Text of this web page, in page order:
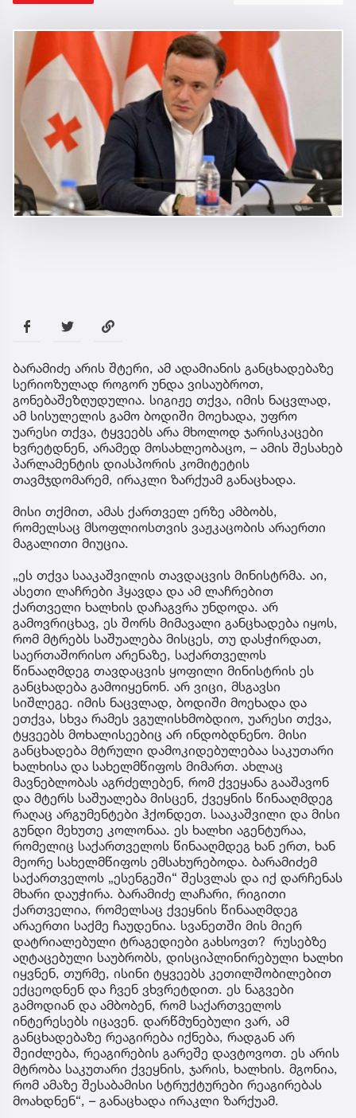
ბარამიძე არის შტერი, ამ ადამიანის განცხადებაზე
სერიოზულად როგორ უნდა ვისაუბროთ,
გონებაშეზღუდულია. სიგიჟე თქვა, იმის ნაცვლად,
ამ სისულელის გამო ბოდიში მოეხადა, უფრო
უარესი თქვა, ტყვეებს არა მხოლოდ ჯარისკაცები
ხვრეტდნენ, არამედ მოსახლეობაცო, – ამის შესახებ
პარლამენტის დიასპორის კომიტეტის
თავმჯდომარემ, ირაკლი ზარქუამ განაცხადა.
მისი თქმით, ამას ქართველ ერზე ამბობს,
რომელსაც მსოფლიოსთვის ვაჟკაცობის არაერთი
მაგალითი მიუცია.
„ეს თქვა სააკაშვილის თავდაცვის მინისტრმა. აი,
ასეთი ლაჩრები ჰყავდა და ამ ლაჩრებით
ქართველი ხალხის დაჩაგვრა უნდოდა. არ
გამოვრიცხავ, ეს შორს მიმავალი განცხადება იყოს,
რომ მტრებს საშუალება მისცეს, თუ დასჭირდათ,
საერთაშორისო არენაზე, საქართველოს
წინააღმდეგ თავდაცვის ყოფილი მინისტრის ეს
განცხადება გამოიყენონ. არ ვიცი, მსგავსი
სიშლეგე. იმის ნაცვლად, ბოდიში მოეხადა და
ეთქვა, სხვა რამეს ვგულისხმობდიო, უარესი თქვა,
ტყვეებს მოხალისეებიც არ ინდობდნენო. მისი
განცხადება მტრული დამოკიდებულებაა საკუთარი
ხალხისა და სახელმწიფოს მიმართ. ახლაც
მავნებლობას აგრძელებენ, რომ ქვეყანა გააშავონ
და მტერს საშუალება მისცენ, ქვეყნის წინააღმდეგ
რაღაც არგუმენტები ჰქონდეთ. სააკაშვილი და მისი
გუნდი მეხუთე კოლონაა. ეს ხალხი აგენტურაა,
რომელიც საქართველოს წინააღმდეგ ხან ერთ, ხან
მეორე სახელმწიფოს ემსახურებოდა. ბარამიძემ
საქართველოს „ესენგეში“ შესვლას და იქ დარჩენას
მხარი დაუჭირა. ბარამიძე ლაჩარი, რიგითი
ქართველია, რომელსაც ქვეყნის წინააღმდეგ
არაერთი საქმე ჩაუდენია. სვანეთში მის მიერ
დატრიალებული ტრაგედიები გახსოვთ? რუსებზე
აღტაცებული საუბრობს, დისციპლინირებული ხალხი
იყვნენ, თურმე, ისინი ტყვეებს კეთილშობილებით
ექცეოდნენ და ჩვენ ვხვრეტდით. ეს ნაგვები
გამოდიან და ამბობენ, რომ საქართველოს
ინტერესებს იცავენ. დარწმუნებული ვარ, ამ
განცხადებაზე რეაგირება იქნება, რადგან არ
შეიძლება, რეაგირების გარეშე დავტოვოთ. ეს არის
მტრობა საკუთარი ქვეყნის, ჯარის, ხალხის. მგონია,
რომ ამაზე შესაბამისი სტრუქტურები რეაგირებას
მოახდნენ“, – განაცხადა ირაკლი ზარქუამ.